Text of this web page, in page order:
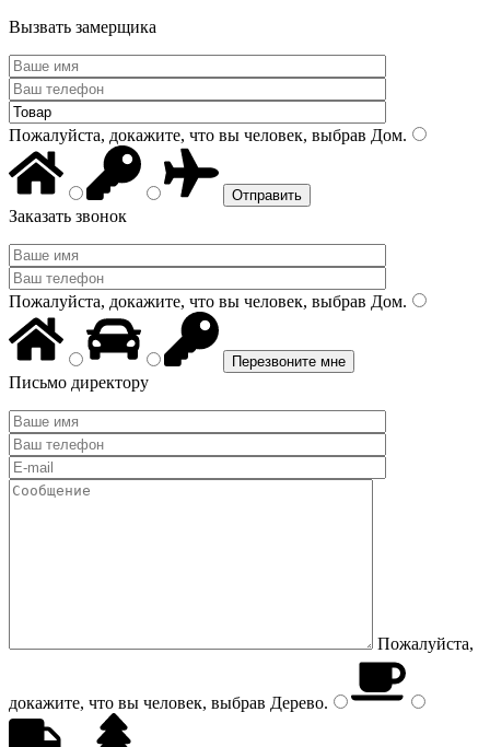
Вызвать замерщика
Пожалуйста, докажите, что вы человек, выбрав Дом.
Заказать звонок
Пожалуйста, докажите, что вы человек, выбрав Дом.
Письмо директору
Пожалуйста,
докажите, что вы человек, выбрав Дерево.